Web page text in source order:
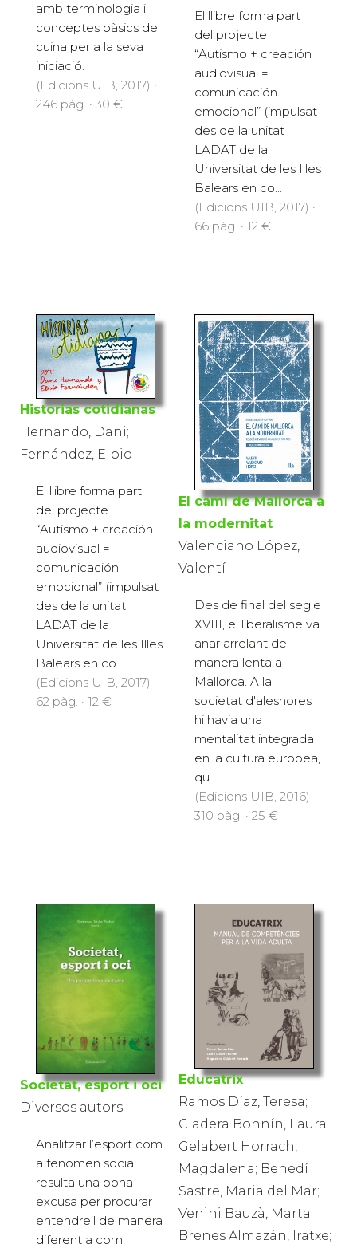
amb terminologia i
conceptes bàsics de
cuina per a la seva
iniciació.
(Edicions UIB, 2017) ·
246 pàg. · 30 €
El llibre forma part
del projecte
“Autismo + creación
audiovisual =
comunicación
emocional” (impulsat
des de la unitat
LADAT de la
Universitat de les Illes
Balears en co...
(Edicions UIB, 2017) ·
66 pàg. · 12 €
Historias cotidianas
Hernando, Dani;
Fernández, Elbio
El llibre forma part
del projecte
“Autismo + creación
audiovisual =
comunicación
emocional” (impulsat
des de la unitat
LADAT de la
Universitat de les Illes
Balears en co...
(Edicions UIB, 2017) ·
62 pàg. · 12 €
El camí de Mallorca a
la modernitat
Valenciano López,
Valentí
Des de final del segle
XVIII, el liberalisme va
anar arrelant de
manera lenta a
Mallorca. A la
societat d'aleshores
hi havia una
mentalitat integrada
en la cultura europea,
qu...
(Edicions UIB, 2016) ·
310 pàg. · 25 €
Societat, esport i oci
Diversos autors
Analitzar l’esport com
a fenomen social
resulta una bona
excusa per procurar
entendre’l de manera
diferent a com
Educatrix
Ramos Díaz, Teresa;
Cladera Bonnín, Laura;
Gelabert Horrach,
Magdalena; Benedí
Sastre, Maria del Mar;
Venini Bauzà, Marta;
Brenes Almazán, Iratxe;